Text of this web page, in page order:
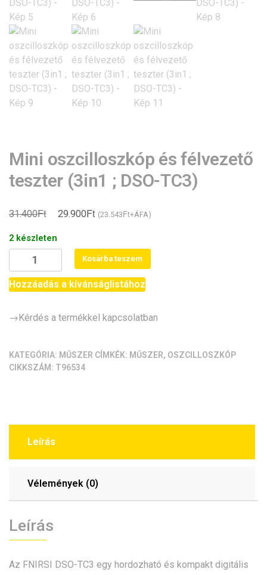
Mini oszcilloszkóp és félvezető
teszter (3in1 ; DSO-TC3)
31.400Ft
Original
31.400Ft.
29.900Ft Current
29.900Ft.
(23.543Ft+ÁFA)
2 készleten
oszcilloszkóp
és
teszter
DSO-
TC3)
Kosárba teszem
Hozzáadás a kívánságlistához
→Kérdés a termékkel kapcsolatban
KATEGÓRIA: MŰSZER CÍMKÉK: MŰSZER, OSZCILLOSZKÓP
CIKKSZÁM: T96534
Leírás
Vélemények (0)
Leírás
Az FNIRSI DSO-TC3 egy hordozható és kompakt digitális